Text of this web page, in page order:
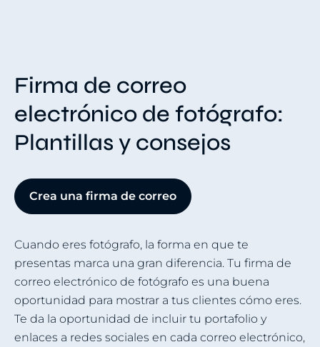
Firma de correo
electrónico de fotógrafo:
Plantillas y consejos
Crea una firma de correo
Cuando eres fotógrafo, la forma en que te
presentas marca una gran diferencia. Tu firma de
correo electrónico de fotógrafo es una buena
oportunidad para mostrar a tus clientes cómo eres.
Te da la oportunidad de incluir tu portafolio y
enlaces a redes sociales en cada correo electrónico,